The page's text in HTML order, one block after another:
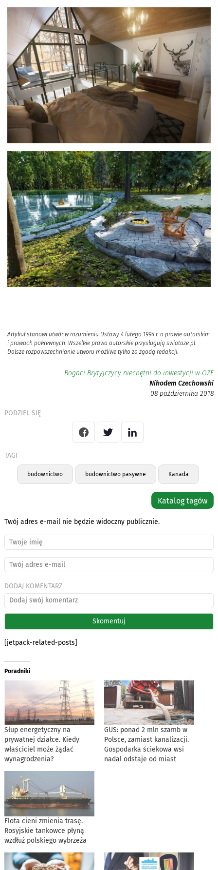
Artykuł stanowi utwór w rozumieniu Ustawy 4 lutego 1994 r. o prawie autorskim
i prawach pokrewnych. Wszelkie prawa autorskie przysługują swiatoze.pl.
Dalsze rozpowszechnianie utworu możliwe tylko za zgodą redakcji.
Bogaci Brytyjczycy niechętni do inwestycji w OZE
Nikodem Czechowski
08 października 2018
PODZIEL SIĘ
TAGI
budownictwo budownictwo pasywne Kanada
Katalog tagów
Twój adres e-mail nie będzie widoczny publicznie.
DODAJ KOMENTARZ
[jetpack-related-posts]
Poradniki
Słup energetyczny na
prywatnej działce. Kiedy
właściciel może żądać
wynagrodzenia?
GUS: ponad 2 mln szamb w
Polsce, zamiast kanalizacji.
Gospodarka ściekowa wsi
nadal odstaje od miast
Flota cieni zmienia trasę.
Rosyjskie tankowce płyną
wzdłuż polskiego wybrzeża